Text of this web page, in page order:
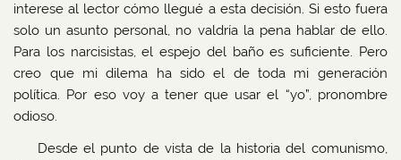
interese al lector cómo llegué a esta decisión. Si esto fuera
solo un asunto personal, no valdría la pena hablar de ello.
Para los narcisistas, el espejo del baño es suficiente. Pero
creo que mi dilema ha sido el de toda mi generación
política. Por eso voy a tener que usar el “yo”, pronombre
odioso.
Desde el punto de vista de la historia del comunismo,